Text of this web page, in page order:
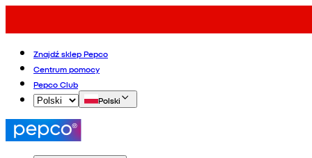
Znajdź sklep Pepco
Centrum pomocy
Pepco Club
Polski